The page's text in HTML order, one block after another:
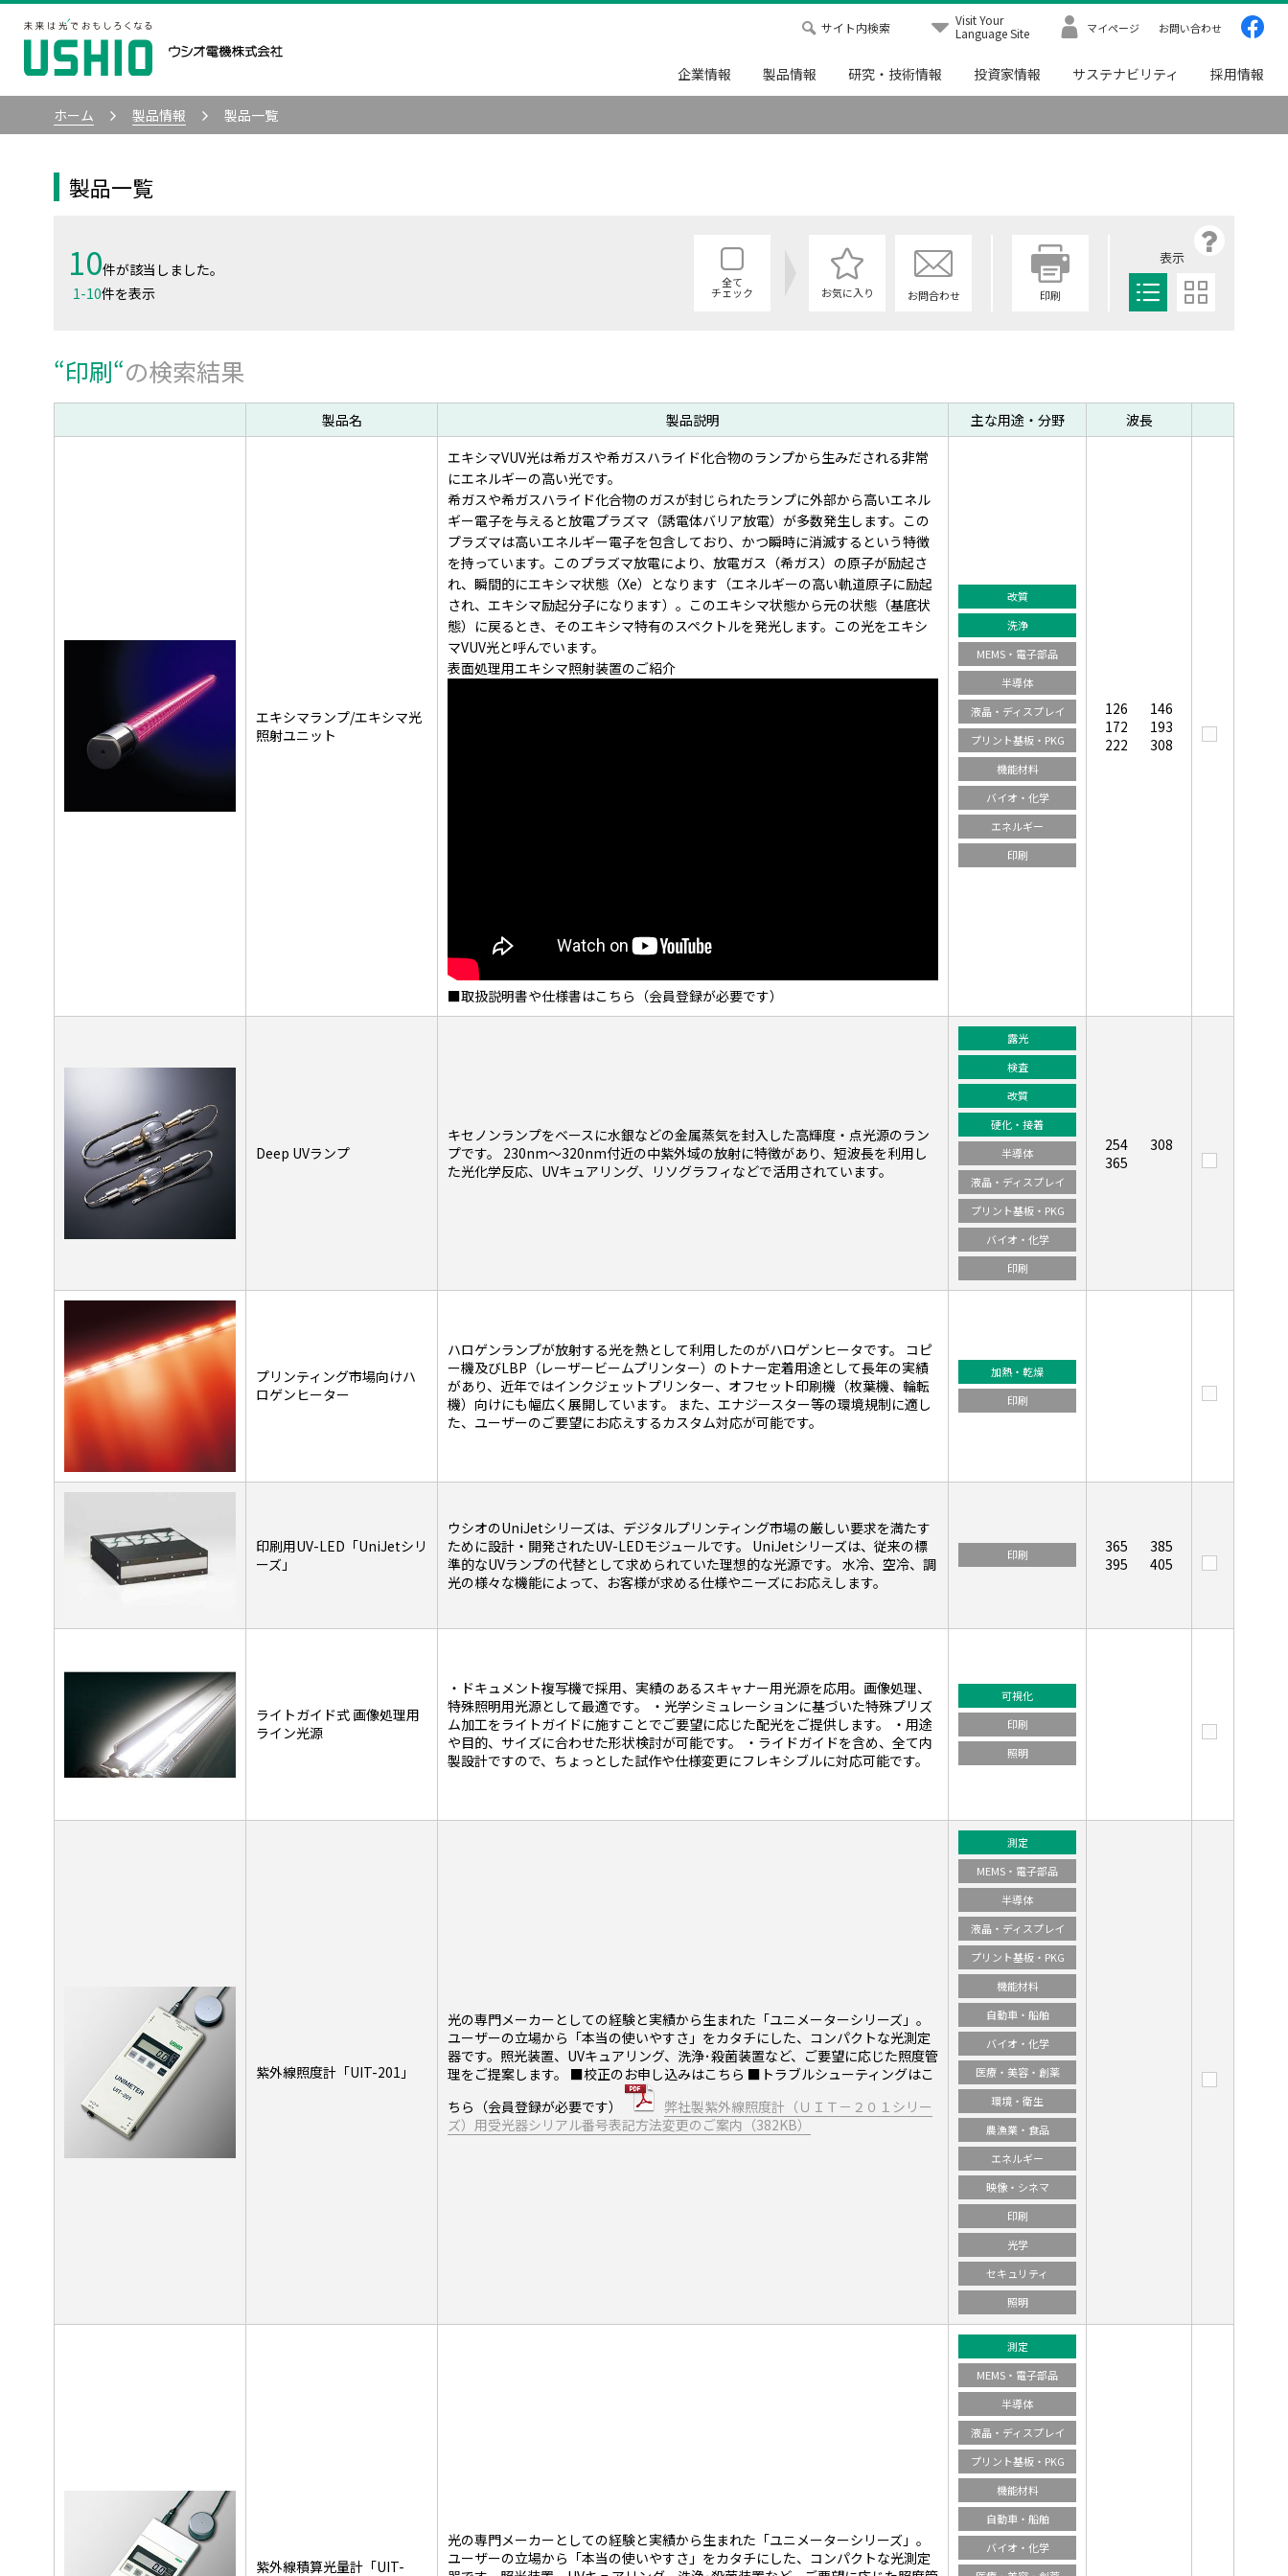
サイト内検索
Visit Your
Language Site
マイページ お問い合わせ
企業情報 製品情報 研究・技術情報 投資家情報 サステナビリティ 採用情報
ホーム 製品情報 製品一覧
製品一覧
10件が該当しました。
1-10件を表示
全て
チェック お気に入り お問合わせ 印刷
表示
“印刷“の検索結果
製品名 製品説明 主な用途・分野 波長
エキシマランプ/エキシマ光
照射ユニット
エキシマVUV光は希ガスや希ガスハライド化合物のランプから生みだされる非常
にエネルギーの高い光です。
希ガスや希ガスハライド化合物のガスが封じられたランプに外部から高いエネル
ギー電子を与えると放電プラズマ（誘電体バリア放電）が多数発生します。この
プラズマは高いエネルギー電子を包含しており、かつ瞬時に消滅するという特徴
を持っています。このプラズマ放電により、放電ガス（希ガス）の原子が励起さ
れ、瞬間的にエキシマ状態（Xe）となります（エネルギーの高い軌道原子に励起
され、エキシマ励起分子になります）。このエキシマ状態から元の状態（基底状
態）に戻るとき、そのエキシマ特有のスペクトルを発光します。この光をエキシ
マVUV光と呼んでいます。
表面処理用エキシマ照射装置のご紹介
■取扱説明書や仕様書はこちら（会員登録が必要です）
改質
洗浄
MEMS・電子部品
半導体
液晶・ディスプレイ
プリント基板・PKG
機能材料
バイオ・化学
エネルギー
印刷
126
146
172
193
222
308
Deep UVランプ
キセノンランプをベースに水銀などの金属蒸気を封入した高輝度・点光源のラン
プです。 230nm～320nm付近の中紫外域の放射に特徴があり、短波長を利用し
た光化学反応、UVキュアリング、リソグラフィなどで活用されています。
露光
検査
改質
硬化・接着
半導体
液晶・ディスプレイ
プリント基板・PKG
バイオ・化学
印刷
254
308
365
プリンティング市場向けハ
ロゲンヒーター
ハロゲンランプが放射する光を熱として利用したのがハロゲンヒータです。 コピ
ー機及びLBP（レーザービームプリンター）のトナー定着用途として長年の実績
があり、近年ではインクジェットプリンター、オフセット印刷機（枚葉機、輪転
機）向けにも幅広く展開しています。 また、エナジースター等の環境規制に適し
た、ユーザーのご要望にお応えするカスタム対応が可能です。
加熱・乾燥
印刷
印刷用UV-LED「UniJetシリ
ーズ」
ウシオのUniJetシリーズは、デジタルプリンティング市場の厳しい要求を満たす
ために設計・開発されたUV-LEDモジュールです。 UniJetシリーズは、従来の標
準的なUVランプの代替として求められていた理想的な光源です。 水冷、空冷、調
光の様々な機能によって、お客様が求める仕様やニーズにお応えします。
印刷 365
385
395
405
ライトガイド式 画像処理用
ライン光源
・ドキュメント複写機で採用、実績のあるスキャナー用光源を応用。画像処理、
特殊照明用光源として最適です。 ・光学シミュレーションに基づいた特殊プリズ
ム加工をライトガイドに施すことでご要望に応じた配光をご提供します。 ・用途
や目的、サイズに合わせた形状検討が可能です。 ・ライドガイドを含め、全て内
製設計ですので、ちょっとした試作や仕様変更にフレキシブルに対応可能です。
可視化
印刷
照明
紫外線照度計「UIT-201」
光の専門メーカーとしての経験と実績から生まれた「ユニメーターシリーズ」。
ユーザーの立場から「本当の使いやすさ」をカタチにした、コンパクトな光測定
器です。照光装置、UVキュアリング、洗浄･殺菌装置など、ご要望に応じた照度管
理をご提案します。 ■校正のお申し込みはこちら ■トラブルシューティングはこ
ちら（会員登録が必要です）
弊社製紫外線照度計（ＵＩＴ－２０１シリー
ズ）用受光器シリアル番号表記方法変更のご案内（382KB）
測定
MEMS・電子部品
半導体
液晶・ディスプレイ
プリント基板・PKG
機能材料
自動車・船舶
バイオ・化学
医療・美容・創薬
環境・衛生
農漁業・食品
エネルギー
映像・シネマ
印刷
光学
セキュリティ
照明
紫外線積算光量計「UIT-
光の専門メーカーとしての経験と実績から生まれた「ユニメーターシリーズ」。
ユーザーの立場から「本当の使いやすさ」をカタチにした、コンパクトな光測定
測定
MEMS・電子部品
半導体
液晶・ディスプレイ
プリント基板・PKG
機能材料
自動車・船舶
バイオ・化学
Menu